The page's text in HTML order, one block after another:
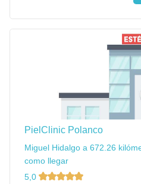
PielClinic Polanco
Miguel Hidalgo a 672.26
como llegar
5,0